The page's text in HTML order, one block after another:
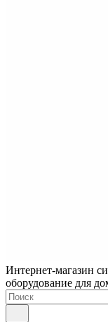
Интернет-магазин
оборудование для